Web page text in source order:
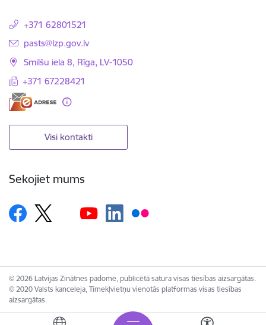
+371 62801521
E-pasts:
pasts@lzp.gov.lv
Smilšu iela 8, Rīga, LV-1050
+371 67228421
Visi kontakti
Sekojiet mums
© 2026 Latvijas Zinātnes padome, publicētā satura visas tiesības aizsargātas.
© 2020 Valsts kanceleja, Tīmekļvietņu vienotās platformas visas tiesības
aizsargātas.